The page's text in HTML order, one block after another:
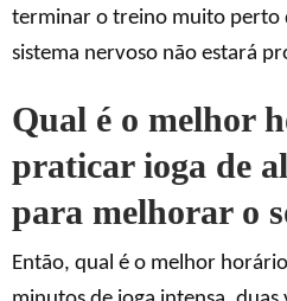
terminar o treino muito perto
sistema nervoso não estará
Qual é o melhor
praticar ioga de
para melhorar o
Então, qual é o melhor